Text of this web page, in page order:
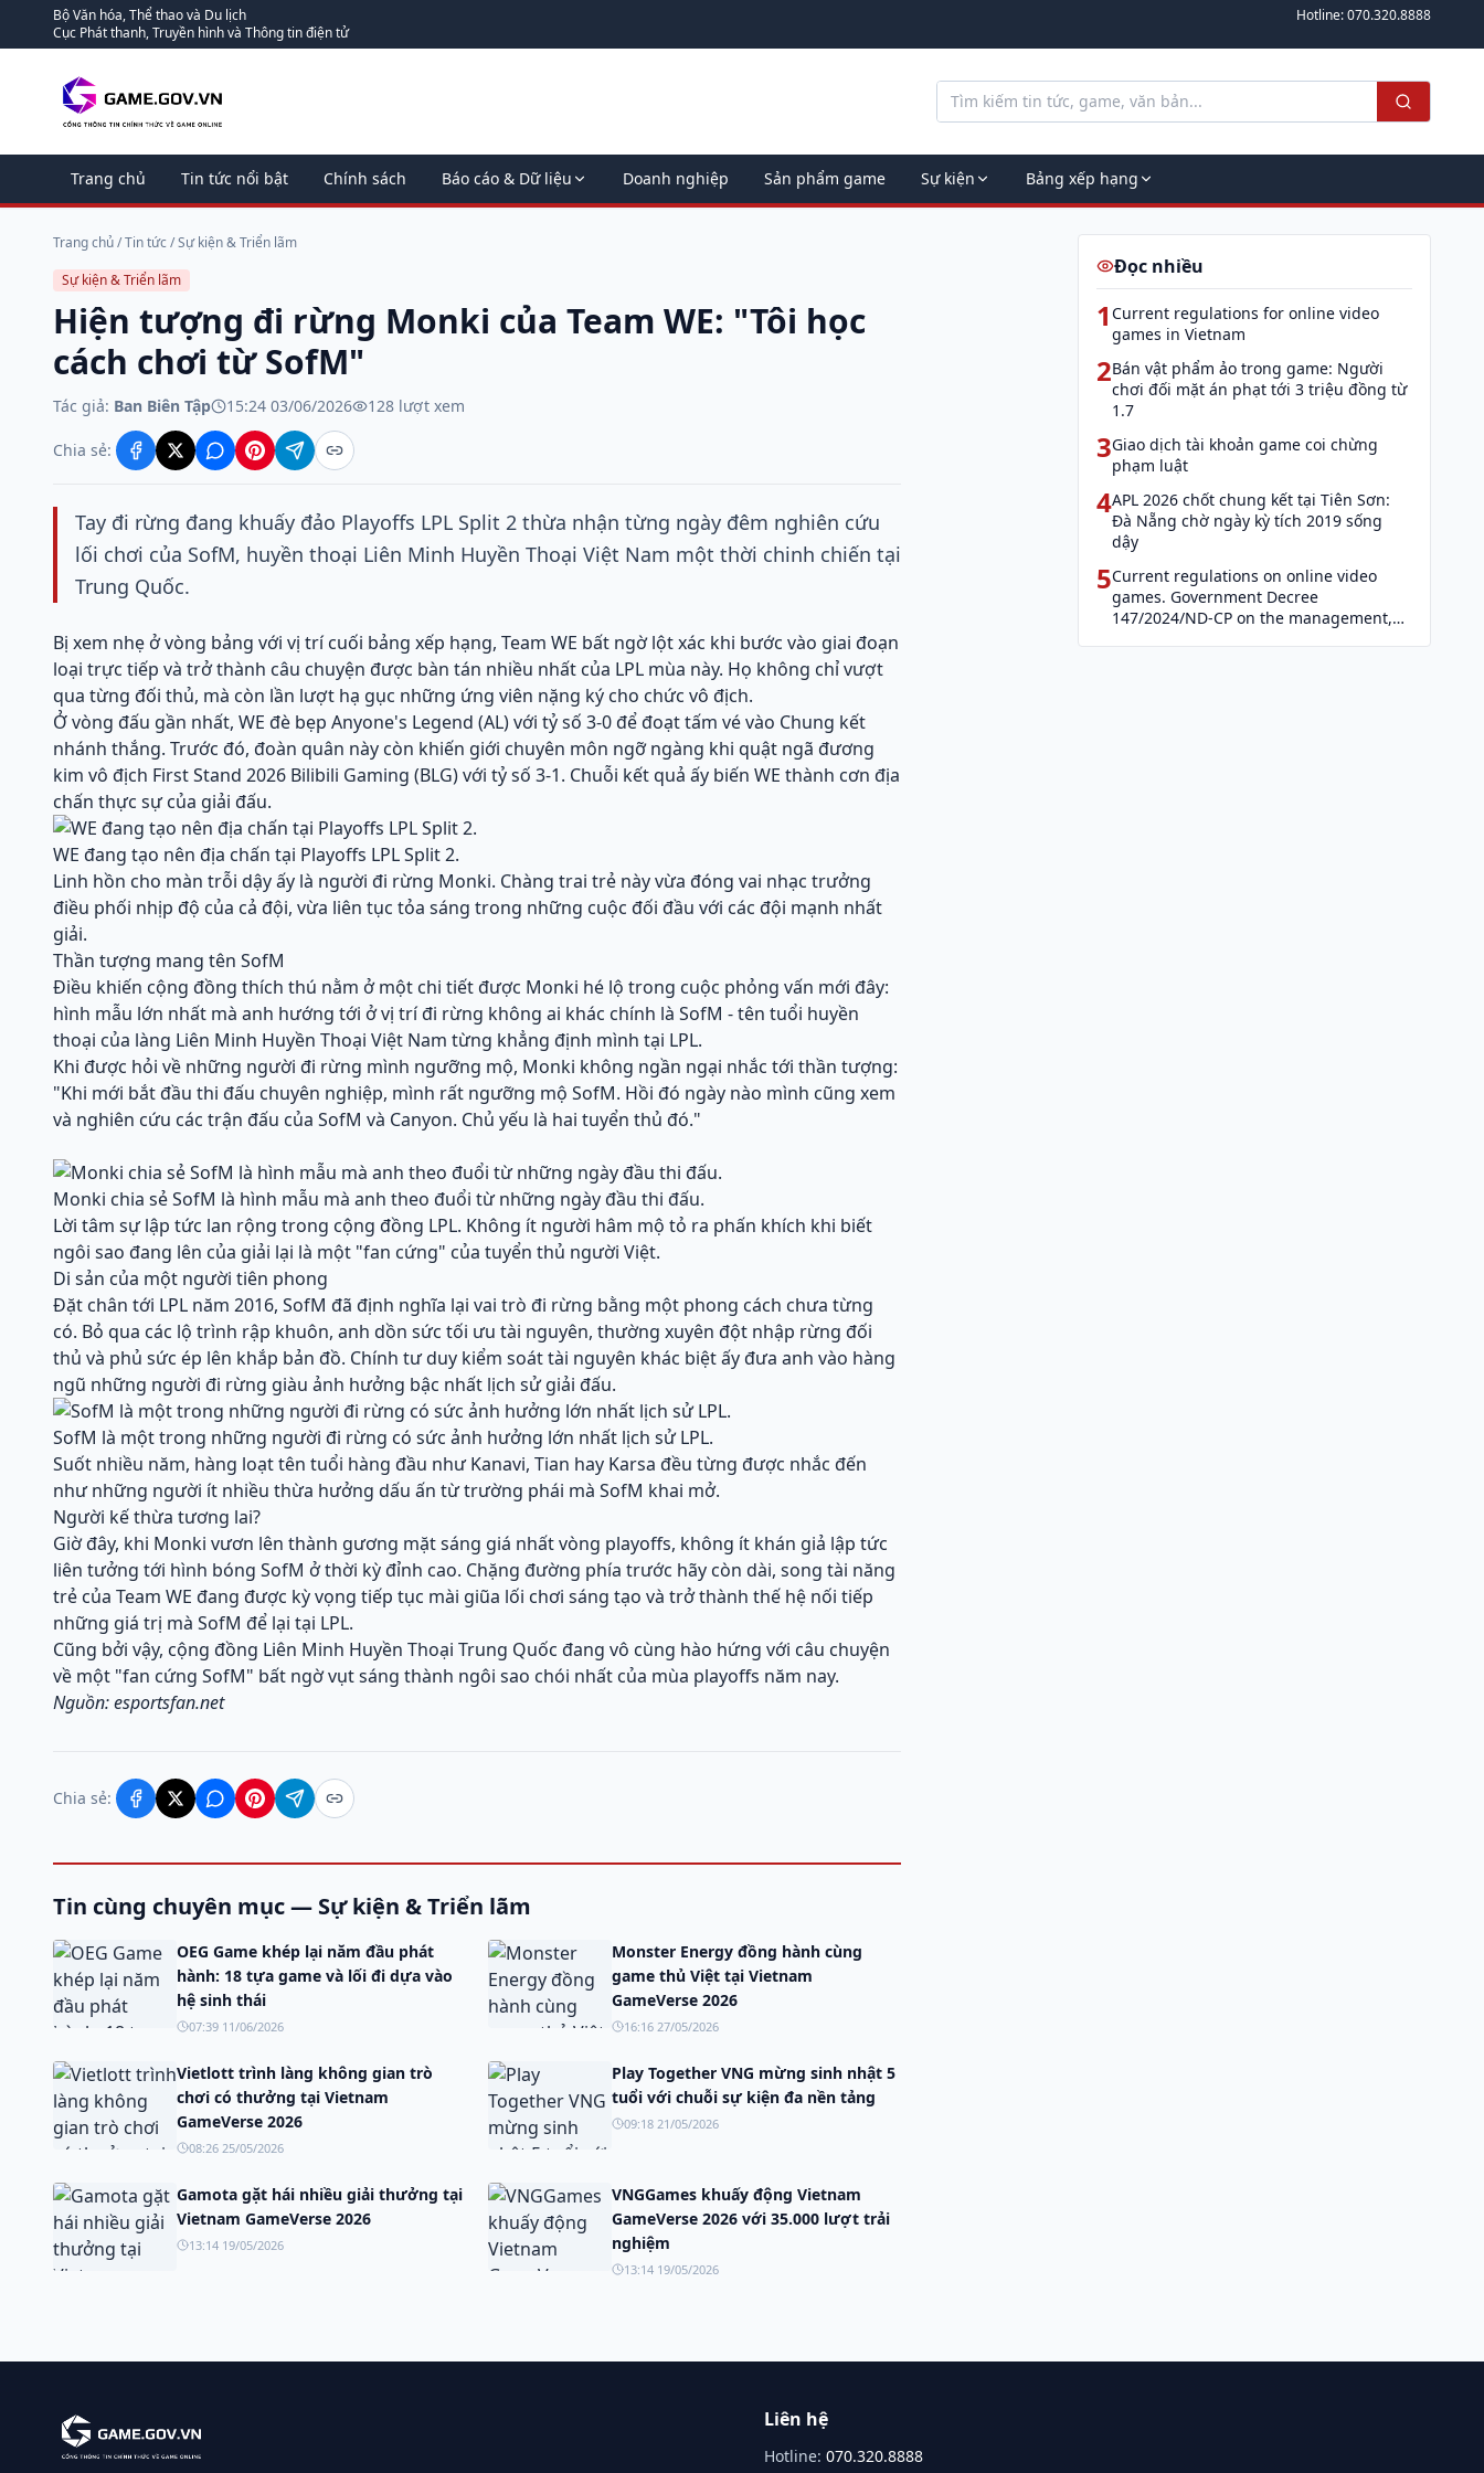
Bộ Văn hóa, Thể thao và Du lịch
Cục Phát thanh, Truyền hình và Thông tin điện tử
Hotline:070.320.8888
Trang chủ Tin tức nổi bật Chính sách Báo cáo & Dữ liệu Doanh nghiệp Sản phẩm game Sự kiện Bảng xếp hạng
Trang chủ/Tin tức/Sự kiện & Triển lãm
Sự kiện & Triển lãm
Hiện tượng đi rừng Monki của Team WE: "Tôi học
cách chơi từ SofM"
Tác giả: Ban Biên Tập 15:24 03/06/2026 128 lượt xem
Chia sẻ:
Tay đi rừng đang khuấy đảo Playoffs LPL Split 2 thừa nhận từng ngày đêm nghiên cứu
lối chơi của SofM, huyền thoại Liên Minh Huyền Thoại Việt Nam một thời chinh chiến tại
Trung Quốc.
Bị xem nhẹ ở vòng bảng với vị trí cuối bảng xếp hạng, Team WE bất ngờ lột xác khi bước vào giai đoạn
loại trực tiếp và trở thành câu chuyện được bàn tán nhiều nhất của LPL mùa này. Họ không chỉ vượt
qua từng đối thủ, mà còn lần lượt hạ gục những ứng viên nặng ký cho chức vô địch.
Ở vòng đấu gần nhất, WE đè bẹp Anyone's Legend (AL) với tỷ số 3-0 để đoạt tấm vé vào Chung kết
nhánh thắng. Trước đó, đoàn quân này còn khiến giới chuyên môn ngỡ ngàng khi quật ngã đương
kim vô địch First Stand 2026 Bilibili Gaming (BLG) với tỷ số 3-1. Chuỗi kết quả ấy biến WE thành cơn địa
chấn thực sự của giải đấu.
WE đang tạo nên địa chấn tại Playoffs LPL Split 2.
Linh hồn cho màn trỗi dậy ấy là người đi rừng Monki. Chàng trai trẻ này vừa đóng vai nhạc trưởng
điều phối nhịp độ của cả đội, vừa liên tục tỏa sáng trong những cuộc đối đầu với các đội mạnh nhất
giải.
Thần tượng mang tên SofM
Điều khiến cộng đồng thích thú nằm ở một chi tiết được Monki hé lộ trong cuộc phỏng vấn mới đây:
hình mẫu lớn nhất mà anh hướng tới ở vị trí đi rừng không ai khác chính là SofM - tên tuổi huyền
thoại của làng Liên Minh Huyền Thoại Việt Nam từng khẳng định mình tại LPL.
Khi được hỏi về những người đi rừng mình ngưỡng mộ, Monki không ngần ngại nhắc tới thần tượng:
"Khi mới bắt đầu thi đấu chuyên nghiệp, mình rất ngưỡng mộ SofM. Hồi đó ngày nào mình cũng xem
và nghiên cứu các trận đấu của SofM và Canyon. Chủ yếu là hai tuyển thủ đó."
Monki chia sẻ SofM là hình mẫu mà anh theo đuổi từ những ngày đầu thi đấu.
Lời tâm sự lập tức lan rộng trong cộng đồng LPL. Không ít người hâm mộ tỏ ra phấn khích khi biết
ngôi sao đang lên của giải lại là một "fan cứng" của tuyển thủ người Việt.
Di sản của một người tiên phong
Đặt chân tới LPL năm 2016, SofM đã định nghĩa lại vai trò đi rừng bằng một phong cách chưa từng
có. Bỏ qua các lộ trình rập khuôn, anh dồn sức tối ưu tài nguyên, thường xuyên đột nhập rừng đối
thủ và phủ sức ép lên khắp bản đồ. Chính tư duy kiểm soát tài nguyên khác biệt ấy đưa anh vào hàng
ngũ những người đi rừng giàu ảnh hưởng bậc nhất lịch sử giải đấu.
SofM là một trong những người đi rừng có sức ảnh hưởng lớn nhất lịch sử LPL.
Suốt nhiều năm, hàng loạt tên tuổi hàng đầu như Kanavi, Tian hay Karsa đều từng được nhắc đến
như những người ít nhiều thừa hưởng dấu ấn từ trường phái mà SofM khai mở.
Người kế thừa tương lai?
Giờ đây, khi Monki vươn lên thành gương mặt sáng giá nhất vòng playoffs, không ít khán giả lập tức
liên tưởng tới hình bóng SofM ở thời kỳ đỉnh cao. Chặng đường phía trước hãy còn dài, song tài năng
trẻ của Team WE đang được kỳ vọng tiếp tục mài giũa lối chơi sáng tạo và trở thành thế hệ nối tiếp
những giá trị mà SofM để lại tại LPL.
Cũng bởi vậy, cộng đồng Liên Minh Huyền Thoại Trung Quốc đang vô cùng hào hứng với câu chuyện
về một "fan cứng SofM" bất ngờ vụt sáng thành ngôi sao chói nhất của mùa playoffs năm nay.
Nguồn: esportsfan.net
Chia sẻ:
Tin cùng chuyên mục — Sự kiện & Triển lãm
OEG Game khép lại năm đầu phát
hành: 18 tựa game và lối đi dựa vào
hệ sinh thái
07:39 11/06/2026
Monster Energy đồng hành cùng
game thủ Việt tại Vietnam
GameVerse 2026
16:16 27/05/2026
Vietlott trình làng không gian trò
chơi có thưởng tại Vietnam
GameVerse 2026
08:26 25/05/2026
Play Together VNG mừng sinh nhật 5
tuổi với chuỗi sự kiện đa nền tảng
09:18 21/05/2026
Gamota gặt hái nhiều giải thưởng tại
Vietnam GameVerse 2026
13:14 19/05/2026
VNGGames khuấy động Vietnam
GameVerse 2026 với 35.000 lượt trải
nghiệm
13:14 19/05/2026
Đọc nhiều
1 Current regulations for online video
games in Vietnam
2Bán vật phẩm ảo trong game: Người
chơi đối mặt án phạt tới 3 triệu đồng từ
1.7
3Giao dịch tài khoản game coi chừng
phạm luật
4APL 2026 chốt chung kết tại Tiên Sơn:
Đà Nẵng chờ ngày kỳ tích 2019 sống
dậy
5Current regulations on online video
games. Government Decree
147/2024/ND-CP on the management,
Liên hệ
Hotline: 070.320.8888